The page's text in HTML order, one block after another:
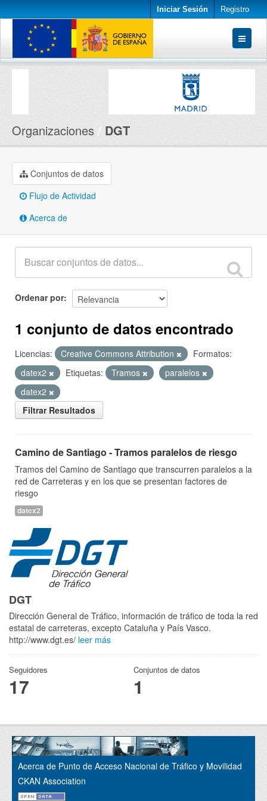
Iniciar Sesión Registro
Conjuntos de datos
Organizaciones DGT
Conjuntos de datos
Flujo de Actividad
Acerca de
Ordenar por
1 conjunto de datos encontrado
Licencias: Creative Commons Attribution
Formatos:
datex2
Etiquetas: Tramos
paralelos
datex2
Filtrar Resultados
Camino de Santiago - Tramos paralelos de riesgo
Tramos del Camino de Santiago que transcurren paralelos a la
red de Carreteras y en los que se presentan factores de
riesgo
datex2
DGT
Dirección General de Tráfico, información de tráfico de toda la red
estatal de carreteras, excepto Cataluña y País Vasco.
http://www.dgt.es/ leer más
Seguidores
17
Conjuntos de datos
1
Acerca de Punto de Acceso Nacional de Tráfico y Movilidad
CKAN Association